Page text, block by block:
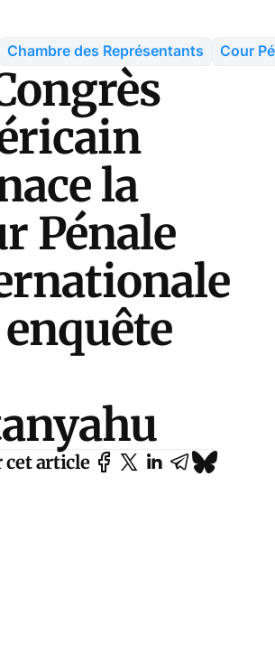
Chambre des Représentants Cour
la
Pénale
cet article